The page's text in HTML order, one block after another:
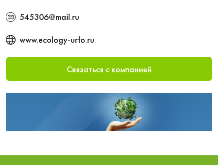
545306@mail.ru
www.ecology-urfo.ru
Связаться с компанией